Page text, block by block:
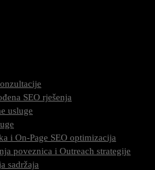
SEO rješenja
usluge
i On-Page SEO optimizacija
poveznica i Outreach strategije
sadržaja